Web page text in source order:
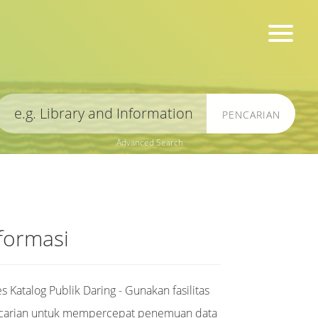
PENCARIAN
Advanced Search
Katalog Publik Daring - Gunakan fasilitas
untuk mempercepat penemuan data